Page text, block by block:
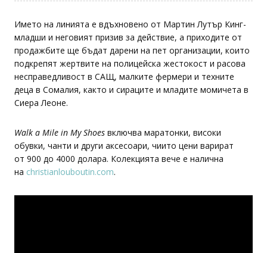
Името на линията е вдъхновено от Мартин Лутър Кинг-
младши и неговият призив за действие, а приходите от
продажбите ще бъдат дарени на пет организации, които
подкрепят жертвите на полицейска жестокост и расова
несправедливост в САЩ, малките фермери и техните
деца в Сомалия, както и сираците и младите момичета в
Сиера Леоне.
Walk a Mile in My Shoes включва маратонки, високи
обувки, чанти и други аксесоари, чиито цени варират
от 900 до 4000 долара. Колекцията вече е налична
на christianlouboutin.com.